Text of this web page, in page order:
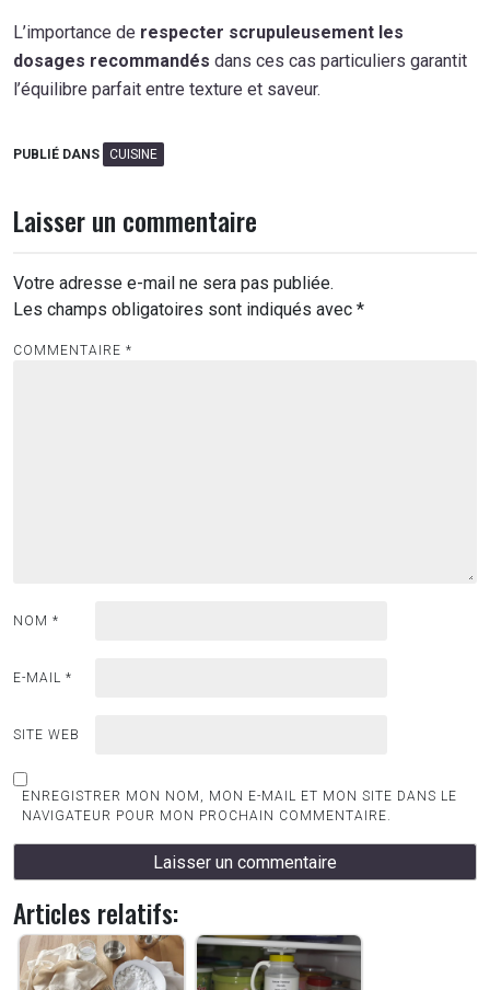
L’importance de respecter scrupuleusement les
dosages recommandés dans ces cas particuliers garantit
l’équilibre parfait entre texture et saveur.
PUBLIÉ DANS CUISINE
Laisser un commentaire
Votre adresse e-mail ne sera pas publiée.
Les champs obligatoires sont indiqués avec *
COMMENTAIRE *
NOM *
E-MAIL *
SITE WEB
ENREGISTRER MON NOM, MON E-MAIL ET MON SITE DANS LE
NAVIGATEUR POUR MON PROCHAIN COMMENTAIRE.
Articles relatifs: